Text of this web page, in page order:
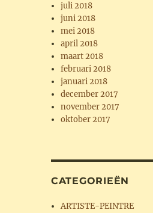
juli 2018
juni 2018
mei 2018
april 2018
maart 2018
februari 2018
januari 2018
december 2017
november 2017
oktober 2017
CATEGORIEËN
ARTISTE-PEINTRE